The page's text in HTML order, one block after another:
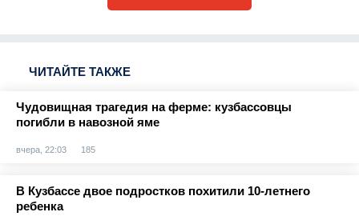
ЧИТАЙТЕ ТАКЖЕ
Чудовищная трагедия на ферме: кузбассовцы
погибли в навозной яме
вчера, 22:03 185
В Кузбассе двое подростков похитили 10-летнего
ребенка